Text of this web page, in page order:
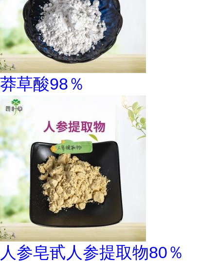
莽草酸98％
人参皂甙人参提取物80％